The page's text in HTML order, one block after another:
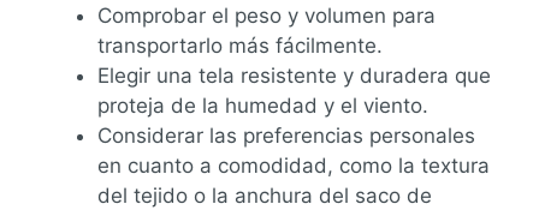
Comprobar el peso y volumen para
transportarlo más fácilmente.
Elegir una tela resistente y duradera que
proteja de la humedad y el viento.
Considerar las preferencias personales
en cuanto a comodidad, como la textura
del tejido o la anchura del saco de